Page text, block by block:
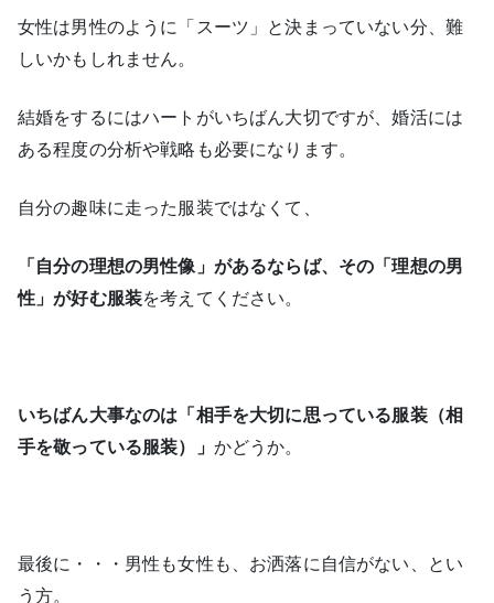
女性は男性のように「スーツ」と決まっていない分、難
しいかもしれません。
結婚をするにはハートがいちばん大切ですが、婚活には
ある程度の分析や戦略も必要になります。
自分の趣味に走った服装ではなくて、
「自分の理想の男性像」があるならば、その「理想の男
性」が好む服装を考えてください。
いちばん大事なのは「相手を大切に思っている服装（相
手を敬っている服装）」 かどうか。
最後に・・・男性も女性も、お洒落に自信がない、とい
う方。